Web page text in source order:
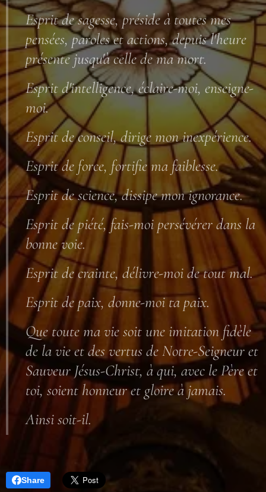
Esprit de sagesse, préside à toutes mes
pensées, paroles et actions, depuis l'heure
présente jusqu'à celle de ma mort.
Esprit d'intelligence, éclaire-moi, enseigne-
moi.
Esprit de conseil, dirige mon inexpérience.
Esprit de force, fortifie ma faiblesse.
Esprit de science, dissipe mon ignorance.
Esprit de piété, fais-moi persévérer dans la
bonne voie.
Esprit de crainte, délivre-moi de tout mal.
Esprit de paix, donne-moi ta paix.
Que toute ma vie soit une imitation fidèle
de la vie et des vertus de Notre-Seigneur et
Sauveur Jésus-Christ, à qui, avec le Père et
toi, soient honneur et gloire à jamais.
Ainsi soit-il.
Share